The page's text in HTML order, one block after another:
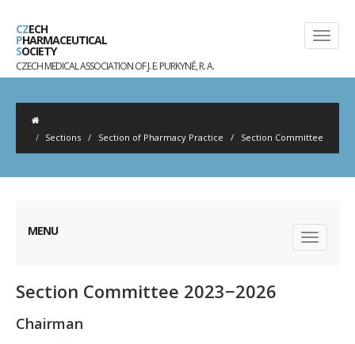
CZECH
PHARMACEUTICAL
SOCIETY
CZECH MEDICAL ASSOCIATION OF J. E. PURKYNĚ, R. A.
Sections / Section of Pharmacy Practice / Section Committee
MENU
Section Committee 2023−2026
Chairman